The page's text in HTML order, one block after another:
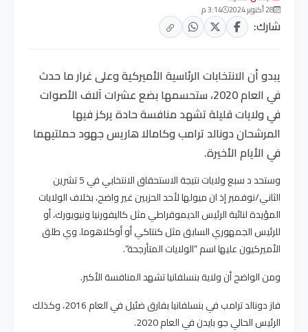
28 أكتوبر 2024 3:14 م
شارك:
يبدو أن الانتخابات الرئاسية الأميركية وعلى غرار ما حدث
في العام 2020، ستحسمها بضع عشرات آلاف الأصوات
في ولايات قليلة تشهد منافسة حادة يركز فيها
المرشحان دونالد ترامب وكامالا هاريس جهود حملتيهما
في الأيام الأخيرة.
وستحد د سبع ولايات نتيجة الاستحقاق الانتخابي في 5 تشرين
الثاني/نوفمبر إذ ان ميولها لأحد الحزبين غير واضح، بخلاف الولايات
المؤيدة لنائبة الرئيس الديموقراطي مثل كاليفورنيا ونيويورك، أو
للرئيس الجمهوري السابق مثل كنتاكي أو أوكلاهوما. وي طلق
الأميركيون عليها اسم “الولايات المتأرجحة”.
ومن الواضح أن ولاية بنسلفانيا تشهد المنافسة الأكبر.
فاز دونالد ترامب في بنسلفانيا بفارق ضئيل في العام 2016، وكذلك
الرئيس الحالي جو بايدن في العام 2020.